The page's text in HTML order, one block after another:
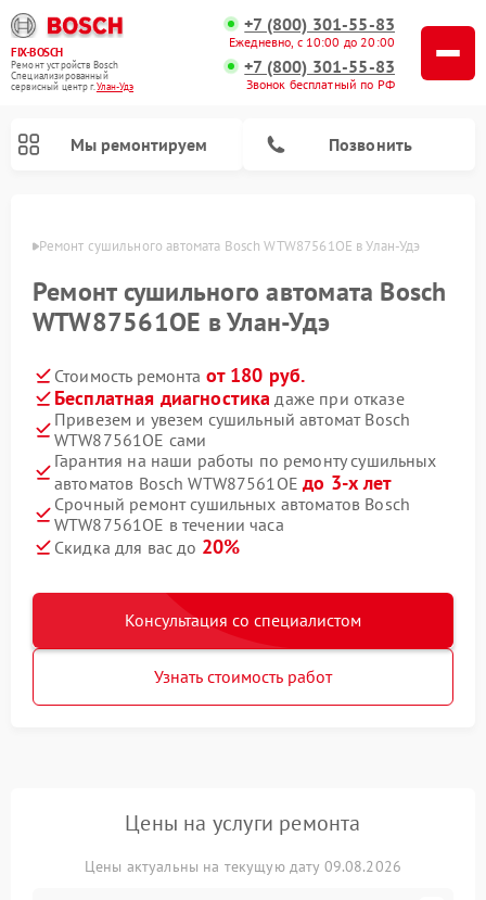
FIX-BOSCH
Ремонт устройств Bosch
Специализированный
cервисный центр г.Улан-Удэ
+7 (800) 301-55-83
Ежедневно, с 10:00 до 20:00
+7 (800) 301-55-83
Звонок бесплатный по РФ
Мы ремонтируем Позвонить
Ремонт сушильного автомата Bosch WTW87561OE в Улан-Удэ
Ремонт сушильного автомата Bosch
WTW87561OE в Улан-Удэ
Стоимость ремонта от 180 руб.
Бесплатная диагностика даже при отказе
Привезем и увезем сушильный автомат Bosch
WTW87561OE сами
Гарантия на наши работы по ремонту сушильных
автоматов Bosch WTW87561OEдо 3-х лет
Срочный ремонт сушильных автоматов Bosch
WTW87561OE в течении часа
Скидка для вас до 20%
Консультация со специалистом
Узнать стоимость работ
Цены на услуги ремонта
Цены актуальны на текущую дату 09.08.2026